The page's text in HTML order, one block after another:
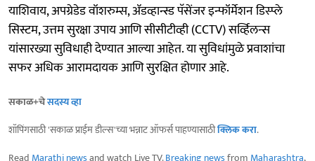
याशिवाय, अपग्रेडेड वॉशरुम्स, ॲडव्हान्स्ड पॅसेंजर इन्फॉर्मेशन डिस्प्ले
सिस्टम, उत्तम सुरक्षा उपाय आणि सीसीटीव्ही (CCTV) सर्व्हिलन्स
यांसारख्या सुविधाही देण्यात आल्या आहेत. या सुविधांमुळे प्रवाशांचा
सफर अधिक आरामदायक आणि सुरक्षित होणार आहे.
सकाळ+चेसदस्य व्हा
शॉपिंगसाठी 'सकाळ प्राईम डील्स'च्या भन्नाट ऑफर्स पाहण्यासाठीक्लिक करा.